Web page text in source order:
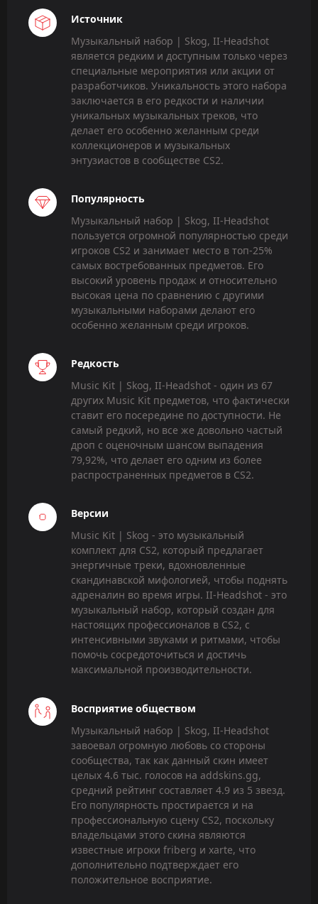
Источник
Музыкальный набор | Skog, II-Headshot
является редким и доступным только через
специальные мероприятия или акции от
разработчиков. Уникальность этого набора
заключается в его редкости и наличии
уникальных музыкальных треков, что
делает его особенно желанным среди
коллекционеров и музыкальных
энтузиастов в сообществе CS2.
Популярность
Музыкальный набор | Skog, II-Headshot
пользуется огромной популярностью среди
игроков CS2 и занимает место в топ-25%
самых востребованных предметов. Его
высокий уровень продаж и относительно
высокая цена по сравнению с другими
музыкальными наборами делают его
особенно желанным среди игроков.
Редкость
Music Kit | Skog, II-Headshot - один из 67
других Music Kit предметов, что фактически
ставит его посередине по доступности. Не
самый редкий, но все же довольно частый
дроп с оценочным шансом выпадения
79,92%, что делает его одним из более
распространенных предметов в CS2.
Версии
Music Kit | Skog - это музыкальный
комплект для CS2, который предлагает
энергичные треки, вдохновленные
скандинавской мифологией, чтобы поднять
адреналин во время игры. II-Headshot - это
музыкальный набор, который создан для
настоящих профессионалов в CS2, с
интенсивными звуками и ритмами, чтобы
помочь сосредоточиться и достичь
максимальной производительности.
Восприятие обществом
Музыкальный набор | Skog, II-Headshot
завоевал огромную любовь со стороны
сообщества, так как данный скин имеет
целых 4.6 тыс. голосов на addskins.gg,
средний рейтинг составляет 4.9 из 5 звезд.
Его популярность простирается и на
профессиональную сцену CS2, поскольку
владельцами этого скина являются
известные игроки friberg и xarte, что
дополнительно подтверждает его
положительное восприятие.